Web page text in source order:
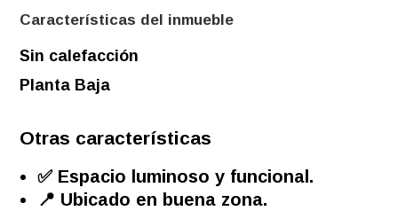
Características del inmueble
Sin calefacción
Planta Baja
Otras características
✅ Espacio luminoso y funcional.
📍 Ubicado en buena zona.